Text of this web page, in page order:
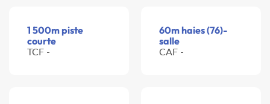
1 500m piste
courte
TCF -
60m haies (76)-
salle
CAF -